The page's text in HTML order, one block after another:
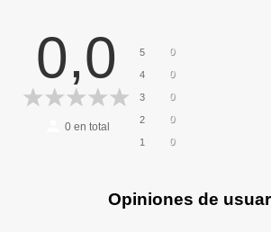
0,0
0en total
5 0
4 0
3 0
2 0
1 0
Opiniones de